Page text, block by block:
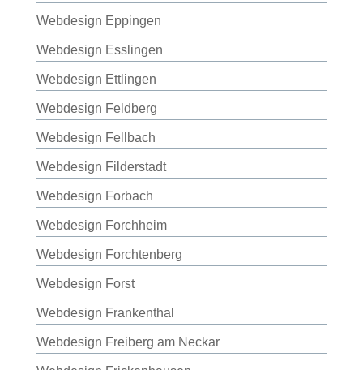
Webdesign Eppingen
Webdesign Esslingen
Webdesign Ettlingen
Webdesign Feldberg
Webdesign Fellbach
Webdesign Filderstadt
Webdesign Forbach
Webdesign Forchheim
Webdesign Forchtenberg
Webdesign Forst
Webdesign Frankenthal
Webdesign Freiberg am Neckar